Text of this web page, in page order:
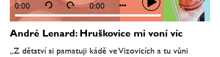
0:00 0:00
André Lenard: Hruškovice mi voní víc
„Z dětství si pamatuji kádě ve Vizovicích a tu vůni